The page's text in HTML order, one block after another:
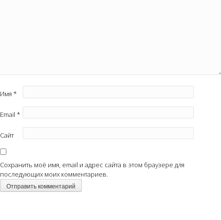
Имя *
Email *
Сайт
Сохранить моё имя, email и адрес сайта в этом браузере для
последующих моих комментариев.